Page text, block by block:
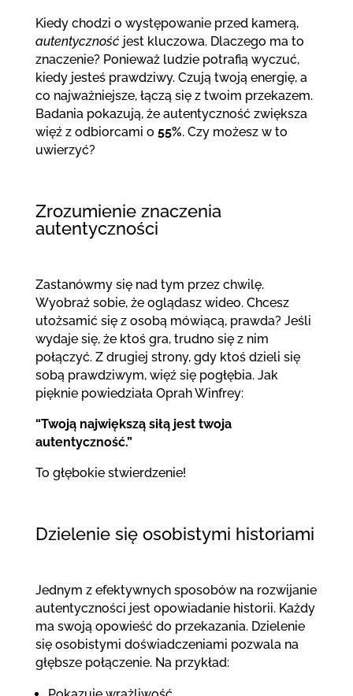
Kiedy chodzi o występowanie przed kamerą,
autentycznośćjest kluczowa. Dlaczego ma to
znaczenie? Ponieważ ludzie potrafią wyczuć,
kiedy jesteś prawdziwy. Czują twoją energię, a
co najważniejsze, łączą się z twoim przekazem.
Badania pokazują, że autentyczność zwiększa
więź z odbiorcami o 55%. Czy możesz w to
uwierzyć?
Zrozumienie znaczenia
autentyczności
Zastanówmy się nad tym przez chwilę.
Wyobraź sobie, że oglądasz wideo. Chcesz
utożsamić się z osobą mówiącą, prawda? Jeśli
wydaje się, że ktoś gra, trudno się z nim
połączyć. Z drugiej strony, gdy ktoś dzieli się
sobą prawdziwym, więź się pogłębia. Jak
pięknie powiedziała Oprah Winfrey:
“Twoją największą siłą jest twoja
autentyczność.”
To głębokie stwierdzenie!
Dzielenie się osobistymi historiami
Jednym z efektywnych sposobów na rozwijanie
autentyczności jest opowiadanie historii. Każdy
ma swoją opowieść do przekazania. Dzielenie
się osobistymi doświadczeniami pozwala na
głębsze połączenie. Na przykład: